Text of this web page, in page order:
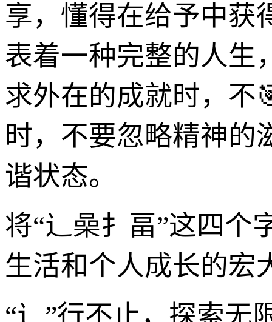
享，懂得在给予中获
表着一种完整的人生
求外在的成就时，不
时，不要忽略精神的
谐状态。
将“辶喿扌畐”这四个
生活和个人成长的宏